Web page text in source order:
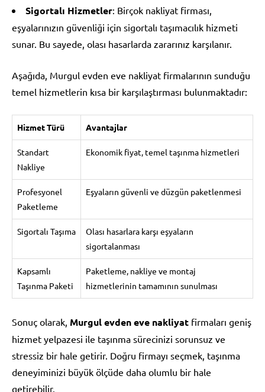
Sigortalı Hizmetler: Birçok nakliyat firması,
eşyalarınızın güvenliği için sigortalı taşımacılık hizmeti
sunar. Bu sayede, olası hasarlarda zararınız karşılanır.
Aşağıda, Murgul evden eve nakliyat firmalarının sunduğu
temel hizmetlerin kısa bir karşılaştırması bulunmaktadır:
Hizmet Türü Avantajlar
Standart
Nakliye
Ekonomik fiyat, temel taşınma hizmetleri
Profesyonel
Paketleme
Eşyaların güvenli ve düzgün paketlenmesi
Sigortalı Taşıma
Olası hasarlara karşı eşyaların
sigortalanması
Kapsamlı
Taşınma Paketi
Paketleme, nakliye ve montaj
hizmetlerinin tamamının sunulması
Sonuç olarak, Murgul evden eve nakliyat firmaları geniş
hizmet yelpazesi ile taşınma sürecinizi sorunsuz ve
stressiz bir hale getirir. Doğru firmayı seçmek, taşınma
deneyiminizi büyük ölçüde daha olumlu bir hale
getirebilir.